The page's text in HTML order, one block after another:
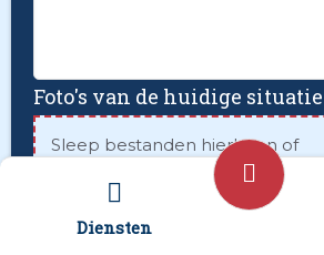
Foto's van de huidige situatie
Sleep bestanden hierheen of
Selecteer bestanden
Foto's uploaden mislukt?
Diensten